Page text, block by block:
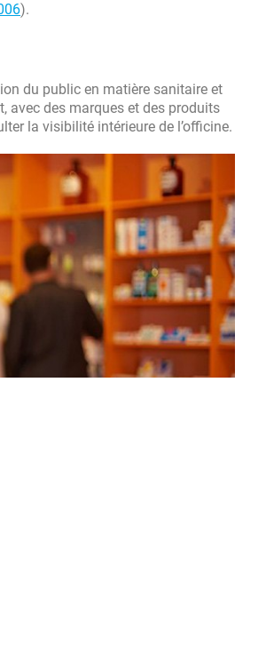
).
du public en matière sanitaire et
avec des marques et des produits
la visibilité intérieure de l’officine.